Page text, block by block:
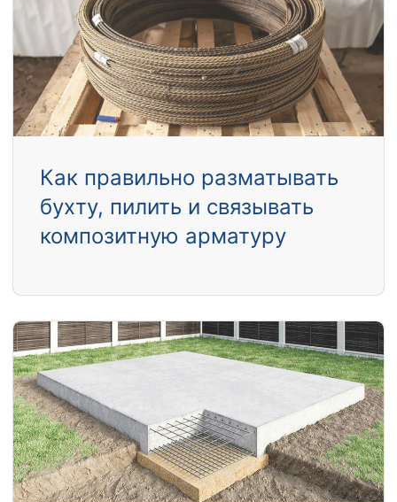
Как правильно разматывать
бухту, пилить и связывать
композитную арматуру